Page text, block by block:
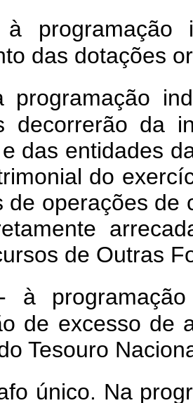
programação
das dotações
decorrerão da
das entidades
do
de operações de
de Outras
à
de excesso de
Tesouro
único. Na